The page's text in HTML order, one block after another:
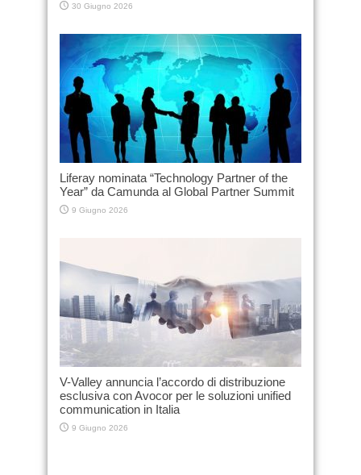
30 Giugno 2026
Liferay nominata “Technology Partner of the
Year” da Camunda al Global Partner Summit
9 Giugno 2026
V-Valley annuncia l’accordo di distribuzione
esclusiva con Avocor per le soluzioni unified
communication in Italia
9 Giugno 2026